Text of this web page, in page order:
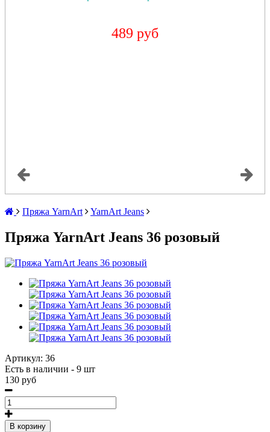
489 руб
Пряжа YarnArt YarnArt Jeans
Пряжа YarnArt Jeans 36 розовый
Артикул: 36
Есть в наличии - 9 шт
130 руб
В корзину